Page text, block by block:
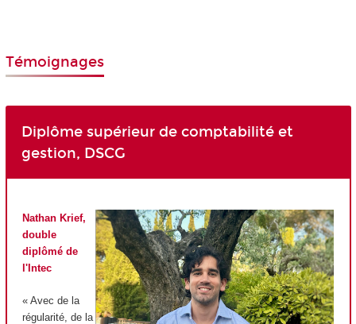
Témoignages
Diplôme supérieur de comptabilité et
gestion, DSCG
Nathan Krief,
double
diplômé de
l'Intec
« Avec de la
régularité, de la